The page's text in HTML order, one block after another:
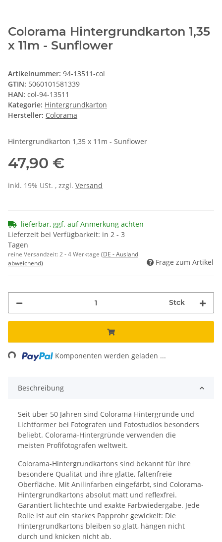
Colorama Hintergrundkarton 1,35
x 11m - Sunflower
Artikelnummer: 94-13511-col
GTIN: 5060101581339
HAN: col-94-13511
Kategorie: Hintergrundkarton
Hersteller: Colorama
Hintergrundkarton 1,35 x 11m - Sunflower
47,90 €
inkl. 19% USt. , zzgl. Versand
lieferbar, ggf. auf Anmerkung achten
Lieferzeit bei Verfügbarkeit: in 2 - 3
Tagen
reine Versandzeit:2 - 4 Werktage (DE - Ausland
abweichend)
Frage zum Artikel
Stck
Komponenten werden geladen ...
Beschreibung
Seit über 50 Jahren sind Colorama Hintergründe und
Lichtformer bei Fotografen und Fotostudios besonders
beliebt. Colorama-Hintergründe verwenden die
meisten Profifotografen weltweit.
Colorama-Hintergrundkartons sind bekannt für ihre
besondere Qualität und ihre glatte, faltenfreie
Oberfläche. Mit Anilinfarben eingefärbt, sind Colorama-
Hintergrundkartons absolut matt und reflexfrei.
Garantiert lichtechte und exakte Farbwiedergabe. Jede
Rolle ist auf ein starkes Papprohr gewickelt: Die
Hintergrundkartons bleiben so glatt, hängen nicht
durch und knicken nicht ab.